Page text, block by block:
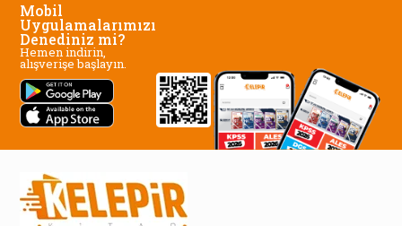
Mobil
Uygulamalarımızı
Denediniz mi?
Hemen indirin,
alışverişe başlayın.